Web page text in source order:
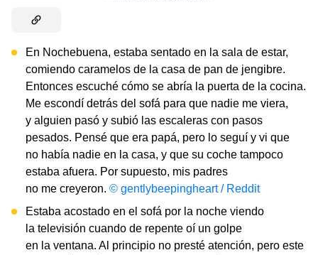
En Nochebuena, estaba sentado en la sala de estar,
comiendo caramelos de la casa de pan de jengibre.
Entonces escuché cómo se abría la puerta de la cocina.
Me escondí detrás del sofá para que nadie me viera,
y alguien pasó y subió las escaleras con pasos
pesados. Pensé que era papá, pero lo seguí y vi que
no había nadie en la casa, y que su coche tampoco
estaba afuera. Por supuesto, mis padres
no me creyeron. © gentlybeepingheart / Reddit
Estaba acostado en el sofá por la noche viendo
la televisión cuando de repente oí un golpe
en la ventana. Al principio no presté atención, pero este